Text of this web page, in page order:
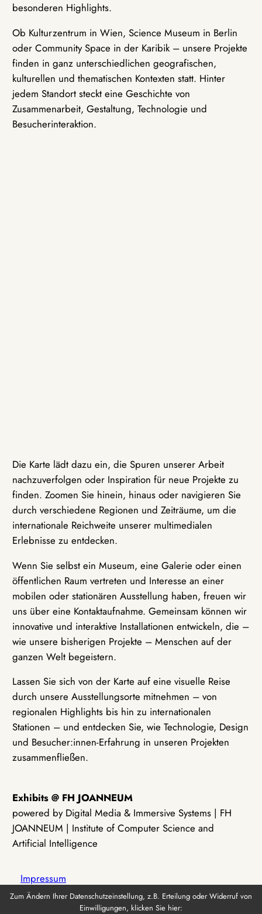
besonderen Highlights.
Ob Kulturzentrum in Wien, Science Museum in Berlin
oder Community Space in der Karibik – unsere Projekte
finden in ganz unterschiedlichen geografischen,
kulturellen und thematischen Kontexten statt. Hinter
jedem Standort steckt eine Geschichte von
Zusammenarbeit, Gestaltung, Technologie und
Besucherinteraktion.
Die Karte lädt dazu ein, die Spuren unserer Arbeit
nachzuverfolgen oder Inspiration für neue Projekte zu
finden. Zoomen Sie hinein, hinaus oder navigieren Sie
durch verschiedene Regionen und Zeiträume, um die
internationale Reichweite unserer multimedialen
Erlebnisse zu entdecken.
Wenn Sie selbst ein Museum, eine Galerie oder einen
öffentlichen Raum vertreten und Interesse an einer
mobilen oder stationären Ausstellung haben, freuen wir
uns über eine Kontaktaufnahme. Gemeinsam können wir
innovative und interaktive Installationen entwickeln, die –
wie unsere bisherigen Projekte – Menschen auf der
ganzen Welt begeistern.
Lassen Sie sich von der Karte auf eine visuelle Reise
durch unsere Ausstellungsorte mitnehmen – von
regionalen Highlights bis hin zu internationalen
Stationen – und entdecken Sie, wie Technologie, Design
und Besucher:innen-Erfahrung in unseren Projekten
zusammenfließen.
Exhibits @ FH JOANNEUM
powered by Digital Media & Immersive Systems | FH
JOANNEUM | Institute of Computer Science and
Artificial Intelligence
Impressum
Zum Ändern Ihrer Datenschutzeinstellung, z.B. Erteilung oder Widerruf von
Einwilligungen, klicken Sie hier: